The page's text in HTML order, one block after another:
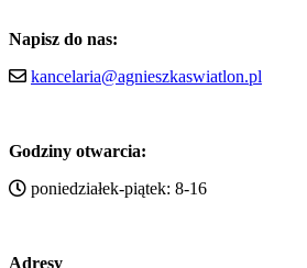
Napisz do nas:
kancelaria@agnieszkaswiatlon.pl
Godziny otwarcia:
poniedziałek-piątek: 8-16
Adresy